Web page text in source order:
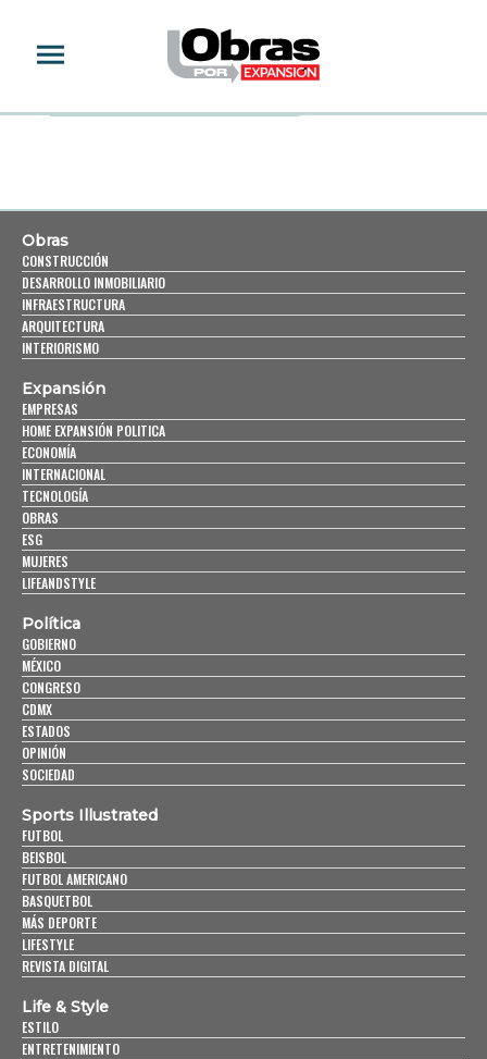
Obras
CONSTRUCCIÓN
DESARROLLO INMOBILIARIO
INFRAESTRUCTURA
ARQUITECTURA
INTERIORISMO
Expansión
EMPRESAS
HOME EXPANSIÓN POLITICA
ECONOMÍA
INTERNACIONAL
TECNOLOGÍA
OBRAS
ESG
MUJERES
LIFEANDSTYLE
Política
GOBIERNO
MÉXICO
CONGRESO
CDMX
ESTADOS
OPINIÓN
SOCIEDAD
Sports Illustrated
FUTBOL
BEISBOL
FUTBOL AMERICANO
BASQUETBOL
MÁS DEPORTE
LIFESTYLE
REVISTA DIGITAL
Life & Style
ESTILO
ENTRETENIMIENTO